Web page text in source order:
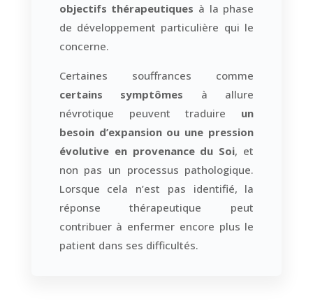
objectifs thérapeutiques à la phase
de développement particulière qui le
concerne.
Certaines souffrances comme
certains symptômes à allure
névrotique peuvent traduire un
besoin d’expansion ou une pression
évolutive en provenance du Soi, et
non pas un processus pathologique.
Lorsque cela n’est pas identifié, la
réponse thérapeutique peut
contribuer à enfermer encore plus le
patient dans ses difficultés.